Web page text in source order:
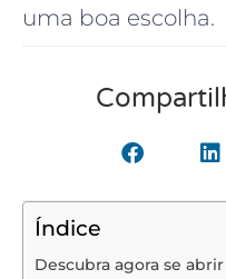
uma boa escolha.
Índice
Descubra agora se